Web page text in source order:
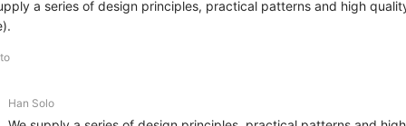
a series of design principles, practical patterns and high
Han Solo